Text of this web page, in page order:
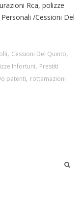
Rca, polizze
/Cessioni Del
, Cessioni Del Quinto,
Infortuni, Prestiti
patenti, rottamazioni